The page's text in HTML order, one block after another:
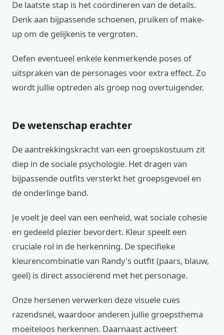
De laatste stap is het coördineren van de details.
Denk aan bijpassende schoenen, pruiken of make-
up om de gelijkenis te vergroten.
Oefen eventueel enkele kenmerkende poses of
uitspraken van de personages voor extra effect. Zo
wordt jullie optreden als groep nog overtuigender.
De wetenschap erachter
De aantrekkingskracht van een groepskostuum zit
diep in de sociale psychologie. Het dragen van
bijpassende outfits versterkt het groepsgevoel en
de onderlinge band.
Je voelt je deel van een eenheid, wat sociale cohesie
en gedeeld plezier bevordert. Kleur speelt een
cruciale rol in de herkenning. De specifieke
kleurencombinatie van Randy's outfit (paars, blauw,
geel) is direct associërend met het personage.
Onze hersenen verwerken deze visuele cues
razendsnel, waardoor anderen jullie groepsthema
moeiteloos herkennen. Daarnaast activeert